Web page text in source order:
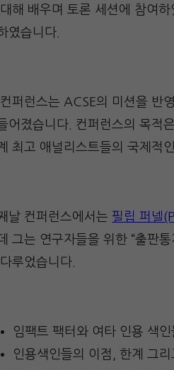
해 배우며 토론 세션에 참여
였습니다.
퍼런스는 ACSE의 미션을 반
어졌습니다. 컨퍼런스의 목적
최고 애널리스트들의 국제적
날 컨퍼런스에서는필립 퍼넬
그는 연구자들을 위한 “출판
루었습니다.
임팩트 팩터와 여타 인용 색인
인용색인들의 이점, 한계 그